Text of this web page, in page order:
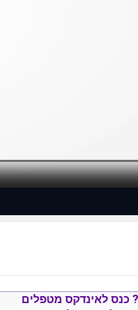
כנס לאינדקס מטפלים